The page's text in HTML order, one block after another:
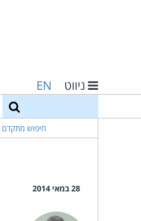
ניווט EN
חיפוש מתקדם
28 במאי 2014